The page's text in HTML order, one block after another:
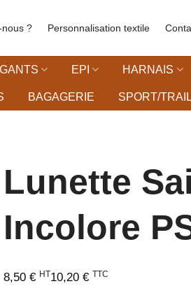
? Personnalisation textile
GANTS EPI HARNAIS
BAGAGERIE SPORT/TRAIL
Lunette
Incolore
8,50 € HT10,20 € TTC